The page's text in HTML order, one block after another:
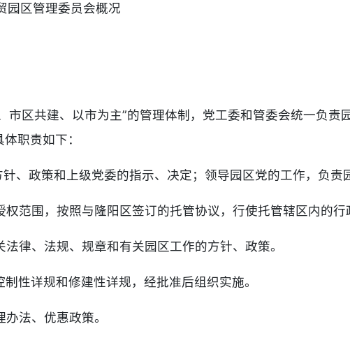
园区管理委员会概况
市区共建、以市为主”的管理体制，党工委和管委会统一负
职责如下：
、政策和上级党委的指示、决定；领导园区党的工作，负
范围，按照与隆阳区签订的托管协议，行使托管辖区内的
律、法规、规章和有关园区工作的方针、政策。
性详规和修建性详规，经批准后组织实施。
法、优惠政策。